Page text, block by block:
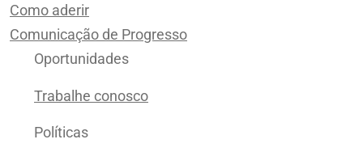
Como aderir
Comunicação de Progresso
Oportunidades
Trabalhe conosco
Políticas